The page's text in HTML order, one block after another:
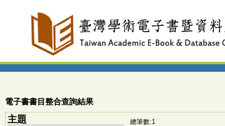
電子書書目整合查詢結果
主題 總筆數:1